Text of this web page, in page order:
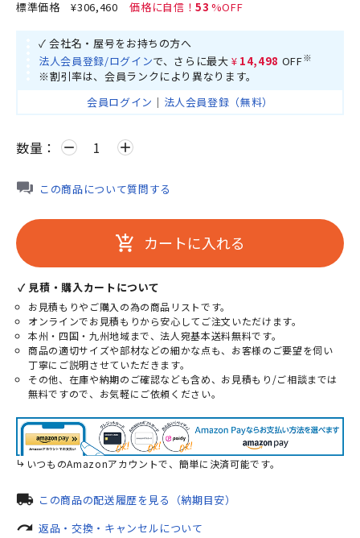
標準価格¥306,460 53
✓ 会社名・屋号をお持ちの方へ
法人会員登録/ログインで、さらに最大 ¥14,498 OFF※
※割引率は、会員ランクにより異なります。
会員ログイン ｜ 法人会員登録（無料）
数量： remove add
この商品について質問する
add_shopping_cart カートに入れる
✓ 見積・購入カートについて
お見積もりやご購入の為の商品リストです。
オンラインでお見積もりから安心してご注文いただけます。
本州・四国・九州地域まで、法人宛基本送料無料です。
商品の適切サイズや部材などの細かな点も、お客様のご要望を伺い
丁寧にご説明させていただきます。
その他、在庫や納期のご確認なども含め、お見積もり/ご相談までは
無料ですので、お気軽にご依頼ください。
いつものAmazonアカウントで、簡単に決済可能です。
local_shipping この商品の配送履歴を見る（納期目安）
redo 返品・交換・キャンセルについて